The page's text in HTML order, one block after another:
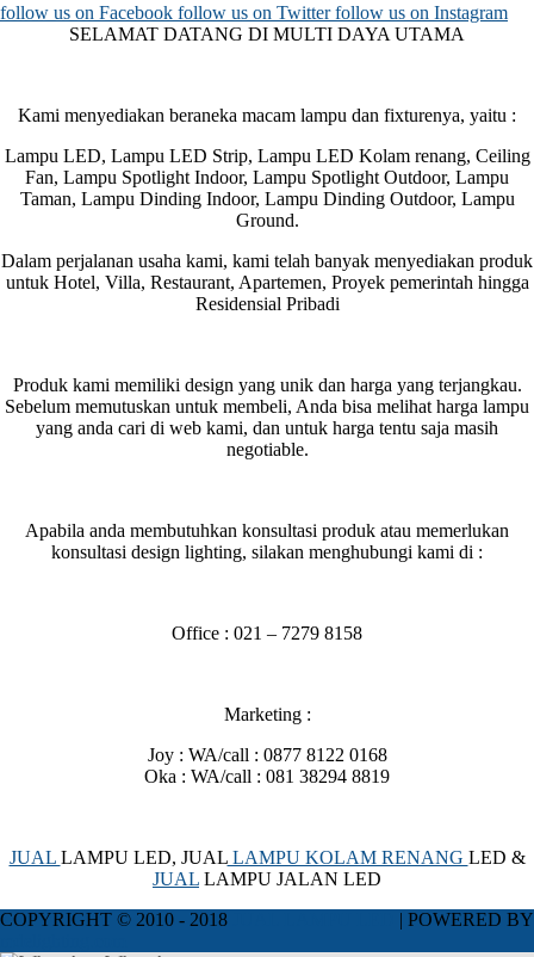
follow us on Facebook follow us on Twitter follow us on Instagram
SELAMAT DATANG DI MULTI DAYA UTAMA
Kami menyediakan beraneka macam lampu dan fixturenya, yaitu :
Lampu LED, Lampu LED Strip, Lampu LED Kolam renang, Ceiling
Fan, Lampu Spotlight Indoor, Lampu Spotlight Outdoor, Lampu
Taman, Lampu Dinding Indoor, Lampu Dinding Outdoor, Lampu
Ground.
Dalam perjalanan usaha kami, kami telah banyak menyediakan produk
untuk Hotel, Villa, Restaurant, Apartemen, Proyek pemerintah hingga
Residensial Pribadi
Produk kami memiliki design yang unik dan harga yang terjangkau.
Sebelum memutuskan untuk membeli, Anda bisa melihat harga lampu
yang anda cari di web kami, dan untuk harga tentu saja masih
negotiable.
Apabila anda membutuhkan konsultasi produk atau memerlukan
konsultasi design lighting, silakan menghubungi kami di :
Office : 021 – 7279 8158
Marketing :
Joy : WA/call : 0877 8122 0168
Oka : WA/call : 081 38294 8819
JUAL LAMPU LED, JUALLAMPU KOLAM RENANG LED &
JUAL LAMPU JALAN LED
COPYRIGHT © 2010 - 2018
| POWERED BY